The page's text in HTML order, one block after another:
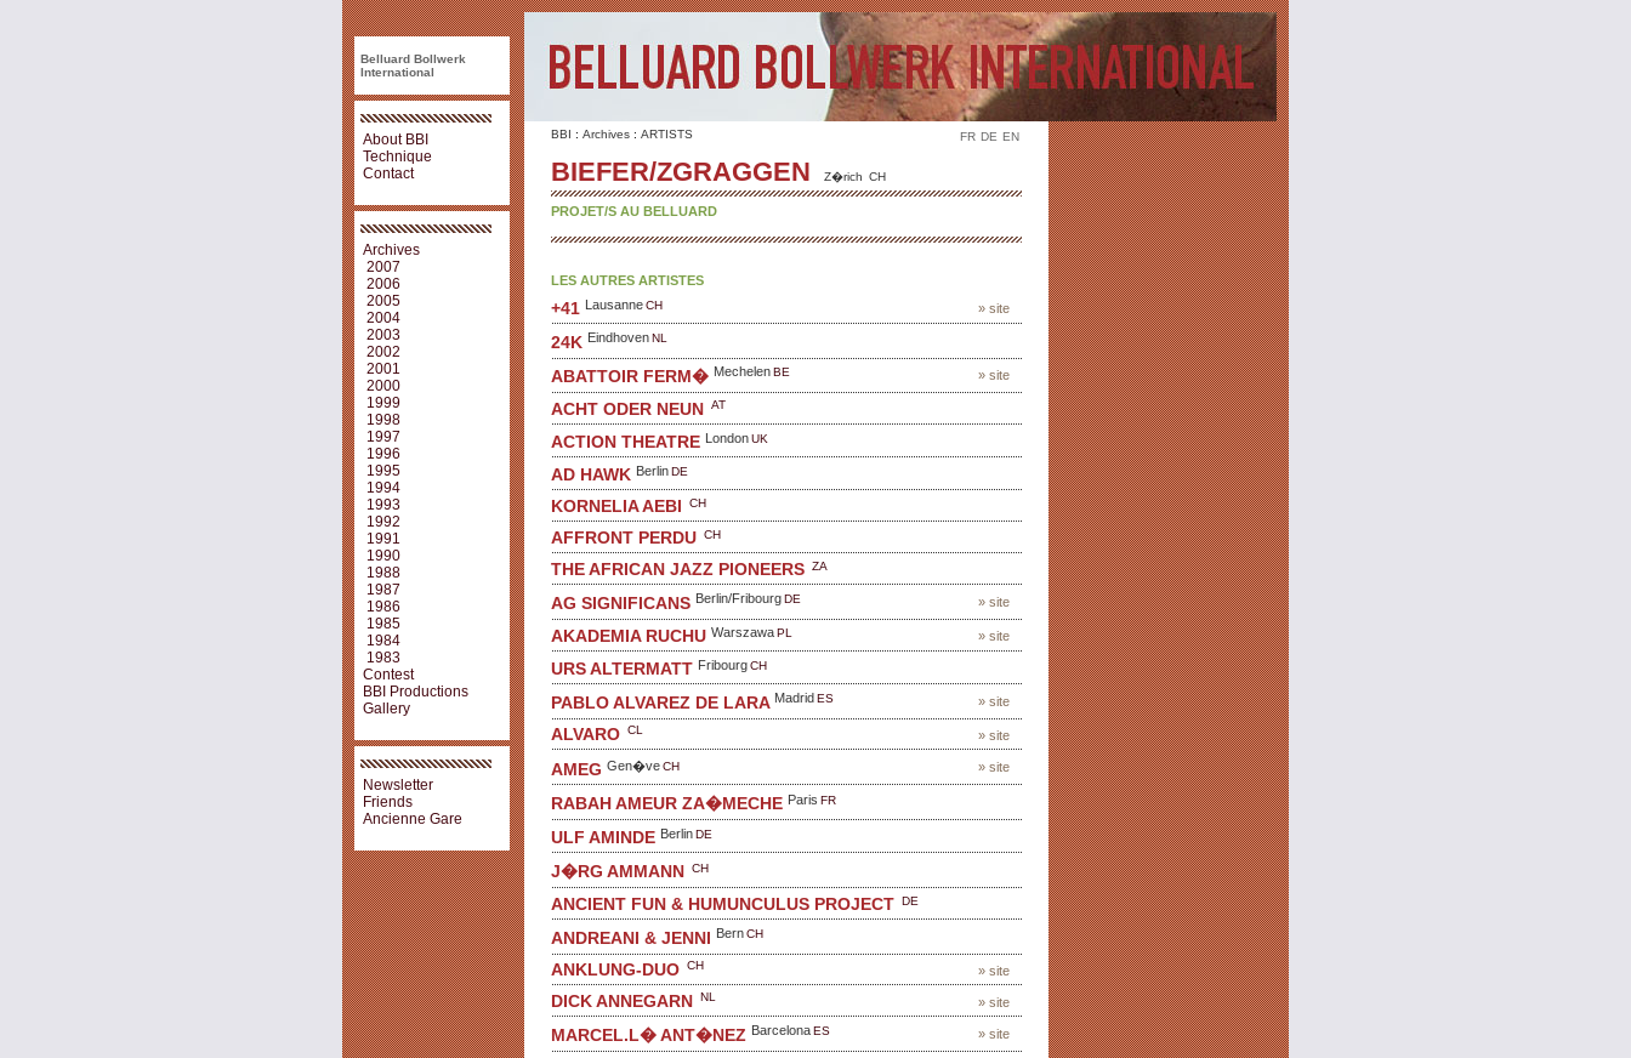
FR DE EN
BBI : Archives : ARTISTS
BIEFER/ZGRAGGEN Z�rich CH
PROJET/S AU BELLUARD
LES AUTRES ARTISTES
» site
+41 LausanneCH
24K EindhovenNL
» site
ABATTOIR FERM� MechelenBE
ACHT ODER NEUN AT
ACTION THEATRE LondonUK
AD HAWK BerlinDE
KORNELIA AEBI CH
AFFRONT PERDU CH
THE AFRICAN JAZZ PIONEERS ZA
» site
AG SIGNIFICANS Berlin/FribourgDE
» site
AKADEMIA RUCHU WarszawaPL
URS ALTERMATT FribourgCH
» site
PABLO ALVAREZ DE LARA Madrid ES
» site
ALVARO CL
» site
AMEG Gen�veCH
RABAH AMEUR ZA�MECHE Paris FR
ULF AMINDE BerlinDE
J�RG AMMANN CH
ANCIENT FUN & HUMUNCULUS PROJECT DE
ANDREANI & JENNI BernCH
» site
ANKLUNG-DUO CH
» site
DICK ANNEGARN NL
» site
MARCEL.L� ANT�NEZ BarcelonaES
Belluard Bollwerk
International
About BBI
Technique
Contact
Archives
2007
2006
2005
2004
2003
2002
2001
2000
1999
1998
1997
1996
1995
1994
1993
1992
1991
1990
1988
1987
1986
1985
1984
1983
Contest
BBI Productions
Gallery
Newsletter
Friends
Ancienne Gare